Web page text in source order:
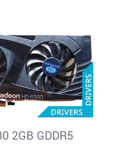
2GB GDDR5